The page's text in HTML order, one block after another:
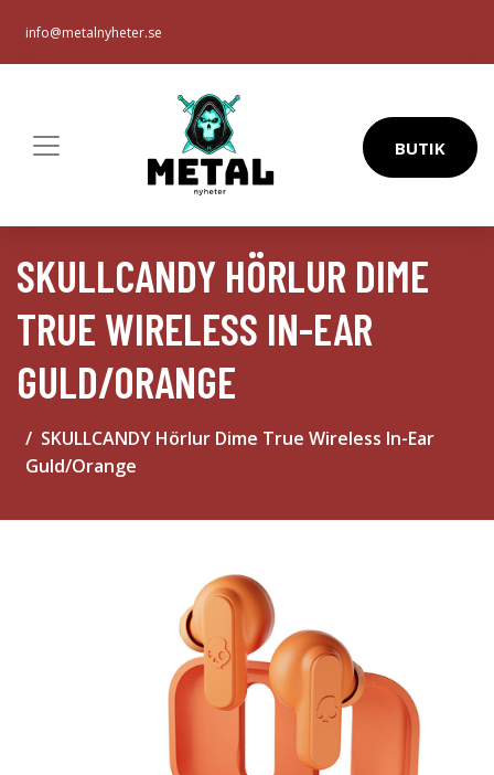
info@metalnyheter.se
BUTIK
SKULLCANDY HÖRLUR DIME
TRUE WIRELESS IN-EAR
GULD/ORANGE
SKULLCANDY Hörlur Dime True Wireless In-Ear
Guld/Orange